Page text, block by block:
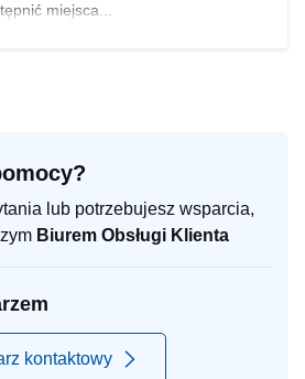
miejsca...
lub potrzebujesz wsparcia,
Biurem Obsługi Klienta
kontaktowy